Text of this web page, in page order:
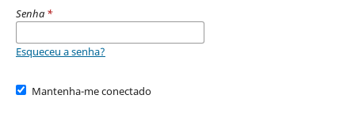
Senha *
Esqueceu a senha?
Mantenha-me conectado